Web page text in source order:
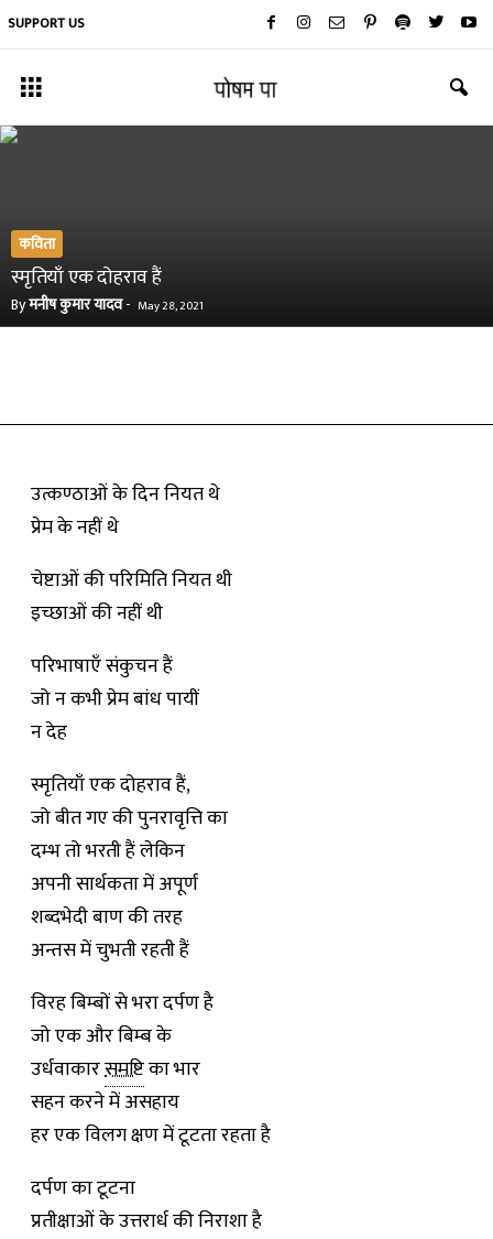
SUPPORT US
कविता
स्मृतियाँ एक दोहराव हैं
Byमनीष कुमार यादव- May 28, 2021
उत्कण्ठाओं के दिन नियत थे
प्रेम के नहीं थे
चेष्टाओं की परिमिति नियत थी
इच्छाओं की नहीं थी
परिभाषाएँ संकुचन हैं
जो न कभी प्रेम बांध पायीं
न देह
स्मृतियाँ एक दोहराव हैं,
जो बीत गए की पुनरावृत्ति का
दम्भ तो भरती हैं लेकिन
अपनी सार्थकता में अपूर्ण
शब्दभेदी बाण की तरह
अन्तस में चुभती रहती हैं
विरह बिम्बों से भरा दर्पण है
जो एक और बिम्ब के
उर्धवाकारसमष्टिका भार
सहन करने में असहाय
हर एक विलग क्षण में टूटता रहता है
दर्पण का टूटना
प्रतीक्षाओं के उत्तरार्ध की निराशा है